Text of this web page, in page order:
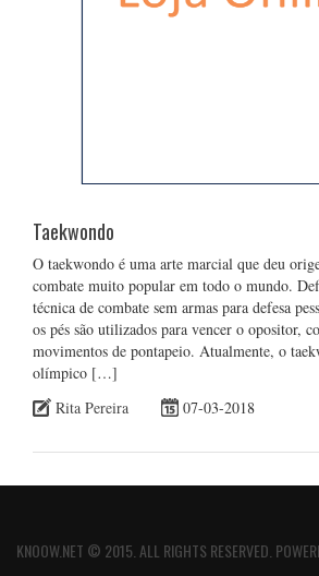
Taekwondo
O taekwondo é uma arte marcial que deu
combate muito popular em todo o mundo.
técnica de combate sem armas para defesa
os pés são utilizados para vencer o opositor,
movimentos de pontapeio. Atualmente, o
olímpico […]
Rita Pereira
07-03-2018
KNOOW.NET © 2015. ALL RIGHTS RESERVED.